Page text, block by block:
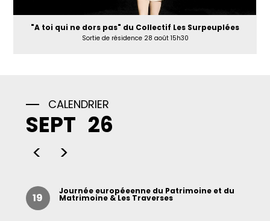
"A toi qui ne dors pas" du Collectif Les Surpeuplées
Sortie de résidence 28 août 15h30
CALENDRIER
SEPT 26
< >
19
Journée européeenne du Patrimoine et du
Matrimoine & Les Traverses